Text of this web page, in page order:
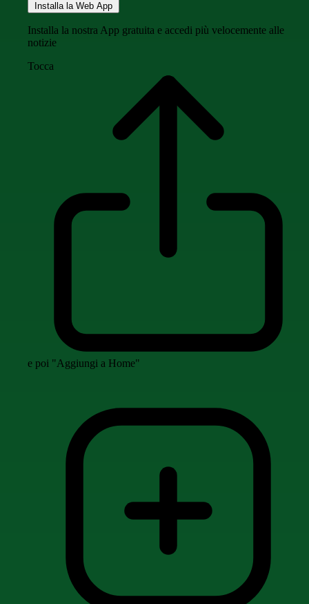
Installa la Web App
Installa la nostra App gratuita e accedi più velocemente alle
notizie
Tocca
e poi "Aggiungi a Home"